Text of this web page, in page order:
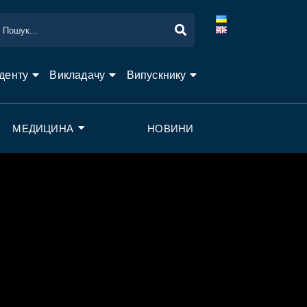
Викладачу Випускнику
МЕДИЦИНА НОВИНИ